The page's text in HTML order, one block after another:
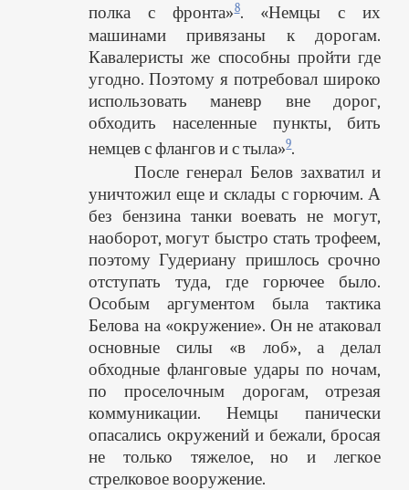
полка с фронта»8. «Немцы с их
машинами привязаны к дорогам.
Кавалеристы же способны пройти где
угодно. Поэтому я потребовал широко
использовать маневр вне дорог,
обходить населенные пункты, бить
немцев с флангов и с тыла»9.
После генерал Белов захватил и
уничтожил еще и склады с горючим. А
без бензина танки воевать не могут,
наоборот, могут быстро стать трофеем,
поэтому Гудериану пришлось срочно
отступать туда, где горючее было.
Особым аргументом была тактика
Белова на «окружение». Он не атаковал
основные силы «в лоб», а делал
обходные фланговые удары по ночам,
по проселочным дорогам, отрезая
коммуникации. Немцы панически
опасались окружений и бежали, бросая
не только тяжелое, но и легкое
стрелковое вооружение.